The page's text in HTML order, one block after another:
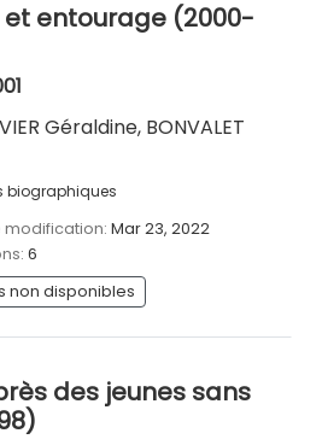
et entourage (2000-
Géraldine, BONVALET
biographiques
modification: Mar 23, 2022
6
non disponibles
des jeunes sans